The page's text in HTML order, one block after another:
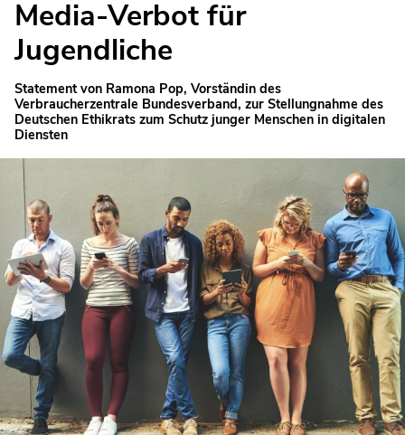
Media-Verbot für
Jugendliche
Statement von Ramona Pop, Vorständin des
Verbraucherzentrale Bundesverband, zur Stellungnahme des
Deutschen Ethikrats zum Schutz junger Menschen in digitalen
Diensten